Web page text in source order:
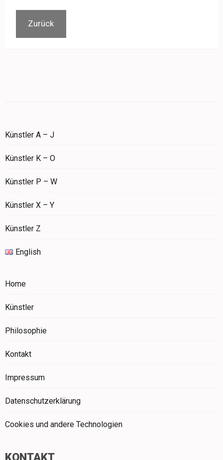
Zurück
Künstler A – J
Künstler K – O
Künstler P – W
Künstler X – Y
Künstler Z
English
Home
Künstler
Philosophie
Kontakt
Impressum
Datenschutzerklärung
Cookies und andere Technologien
KONTAKT